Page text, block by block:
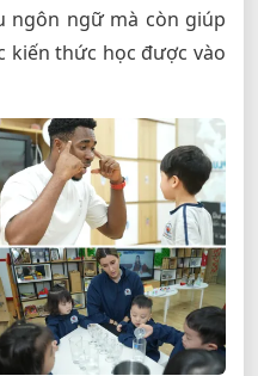
ngôn ngữ mà còn giúp
kiến thức học được vào